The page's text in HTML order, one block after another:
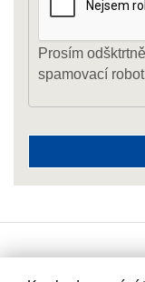
Prosím
spamovací